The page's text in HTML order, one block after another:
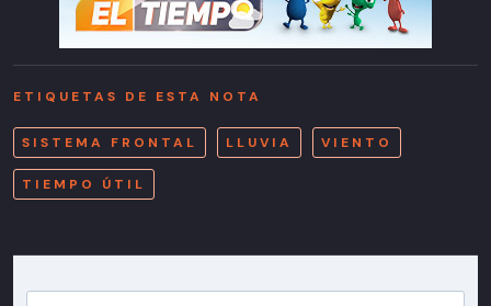
ETIQUETAS DE ESTA NOTA
SISTEMA FRONTAL LLUVIA VIENTO
TIEMPO ÚTIL